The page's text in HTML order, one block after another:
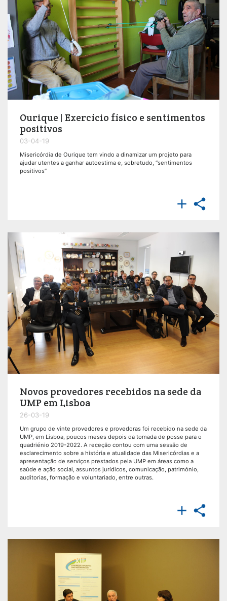
Ourique | Exercício físico e sentimentos
positivos
03-04-19
Misericórdia de Ourique tem vindo a dinamizar um projeto para
ajudar utentes a ganhar autoestima e, sobretudo, “sentimentos
positivos”
 
Novos provedores recebidos na sede da
UMP em Lisboa
26-03-19
Um grupo de vinte provedores e provedoras foi recebido na sede da
UMP, em Lisboa, poucos meses depois da tomada de posse para o
quadriénio 2019-2022. A receção contou com uma sessão de
esclarecimento sobre a história e atualidade das Misericórdias e a
apresentação de serviços prestados pela UMP em áreas como a
saúde e ação social, assuntos jurídicos, comunicação, património,
auditorias, formação e voluntariado, entre outras.
 